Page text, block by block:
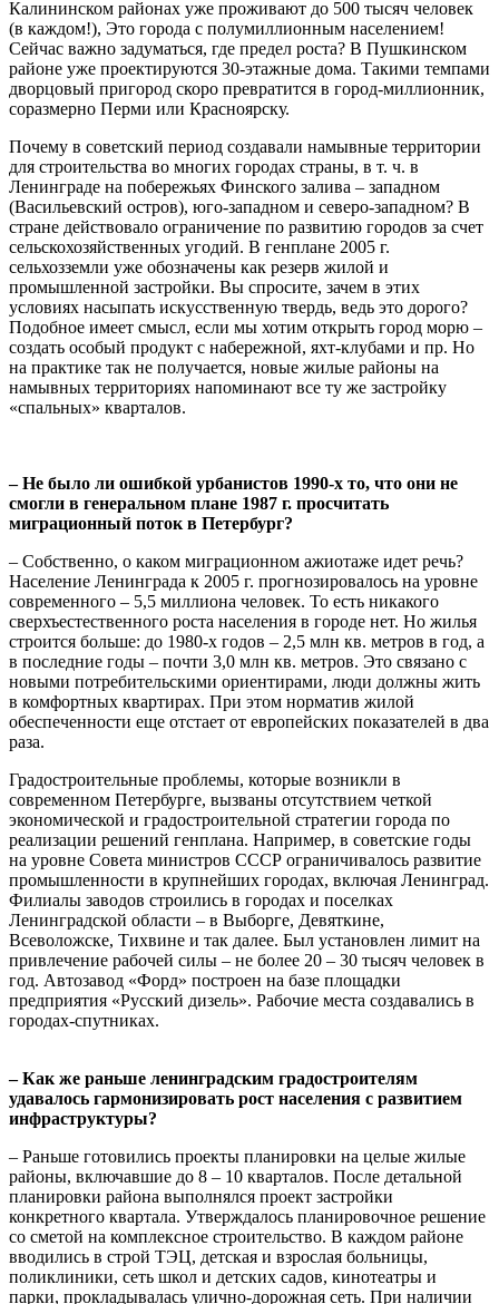
Калининском районах уже проживают до 500 тысяч человек
(в каждом!), Это города с полумиллионным населением!
Сейчас важно задуматься, где предел роста? В Пушкинском
районе уже проектируются 30-этажные дома. Такими темпами
дворцовый пригород скоро превратится в город-миллионник,
соразмерно Перми или Красноярску.
Почему в советский период создавали намывные территории
для строительства во многих городах страны, в т. ч. в
Ленинграде на побережьях Финского залива – западном
(Васильевский остров), юго-западном и северо-западном? В
стране действовало ограничение по развитию городов за счет
сельскохозяйственных угодий. В генплане 2005 г.
сельхозземли уже обозначены как резерв жилой и
промышленной застройки. Вы спросите, зачем в этих
условиях насыпать искусственную твердь, ведь это дорого?
Подобное имеет смысл, если мы хотим открыть город морю –
создать особый продукт с набережной, яхт-клубами и пр. Но
на практике так не получается, новые жилые районы на
намывных территориях напоминают все ту же застройку
«спальных» кварталов.
– Не было ли ошибкой урбанистов 1990-х то, что они не
смогли в генеральном плане 1987 г. просчитать
миграционный поток в Петербург?
– Собственно, о каком миграционном ажиотаже идет речь?
Население Ленинграда к 2005 г. прогнозировалось на уровне
современного – 5,5 миллиона человек. То есть никакого
сверхъестественного роста населения в городе нет. Но жилья
строится больше: до 1980-х годов – 2,5 млн кв. метров в год, а
в последние годы – почти 3,0 млн кв. метров. Это связано с
новыми потребительскими ориентирами, люди должны жить
в комфортных квартирах. При этом норматив жилой
обеспеченности еще отстает от европейских показателей в два
раза.
Градостроительные проблемы, которые возникли в
современном Петербурге, вызваны отсутствием четкой
экономической и градостроительной стратегии города по
реализации решений генплана. Например, в советские годы
на уровне Совета министров СССР ограничивалось развитие
промышленности в крупнейших городах, включая Ленинград.
Филиалы заводов строились в городах и поселках
Ленинградской области – в Выборге, Девяткине,
Всеволожске, Тихвине и так далее. Был установлен лимит на
привлечение рабочей силы – не более 20 – 30 тысяч человек в
год. Автозавод «Форд» построен на базе площадки
предприятия «Русский дизель». Рабочие места создавались в
городах-спутниках.
– Как же раньше ленинградским градостроителям
удавалось гармонизировать рост населения с развитием
инфраструктуры?
– Раньше готовились проекты планировки на целые жилые
районы, включавшие до 8 – 10 кварталов. После детальной
планировки района выполнялся проект застройки
конкретного квартала. Утверждалось планировочное решение
со сметой на комплексное строительство. В каждом районе
вводились в строй ТЭЦ, детская и взрослая больницы,
поликлиники, сеть школ и детских садов, кинотеатры и
парки, прокладывалась улично-дорожная сеть. При наличии